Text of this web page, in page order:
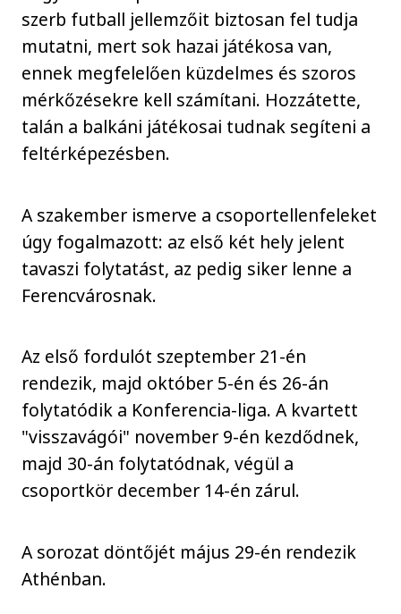
szerb futball jellemzőit biztosan fel tudja
mutatni, mert sok hazai játékosa van,
ennek megfelelően küzdelmes és szoros
mérkőzésekre kell számítani. Hozzátette,
talán a balkáni játékosai tudnak segíteni a
feltérképezésben.
A szakember ismerve a csoportellenfeleket
úgy fogalmazott: az első két hely jelent
tavaszi folytatást, az pedig siker lenne a
Ferencvárosnak.
Az első fordulót szeptember 21-én
rendezik, majd október 5-én és 26-án
folytatódik a Konferencia-liga. A kvartett
"visszavágói" november 9-én kezdődnek,
majd 30-án folytatódnak, végül a
csoportkör december 14-én zárul.
A sorozat döntőjét május 29-én rendezik
Athénban.